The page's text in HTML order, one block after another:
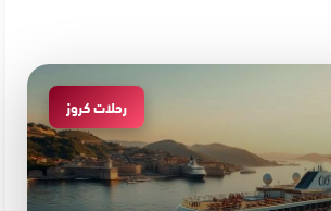
رحلات كروز